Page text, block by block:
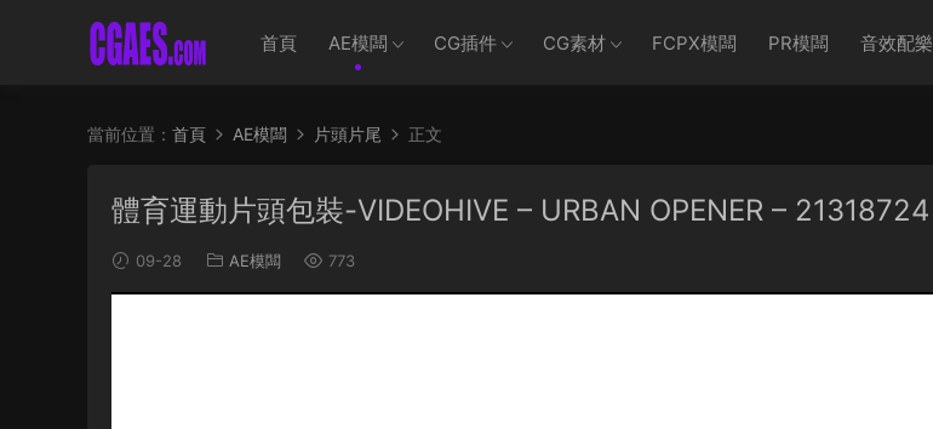
首頁 AE模闆 CG插件 CG素材 FCPX模闆 PR模闆 音效配樂
當前位置： 首頁 AE模闆 片頭片尾 正文
體育運動片頭包裝-VIDEOHIVE – URBAN OPENER – 21318724
09-28 AE模闆 773